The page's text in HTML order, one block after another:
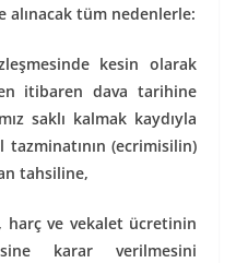
alınacak tüm nedenlerle:
kesin olarak
itibaren dava tarihine
saklı kalmak kaydıyla
tazminatının (ecrimisilin)
tahsiline,
harç ve vekalet ücretinin
karar verilmesini